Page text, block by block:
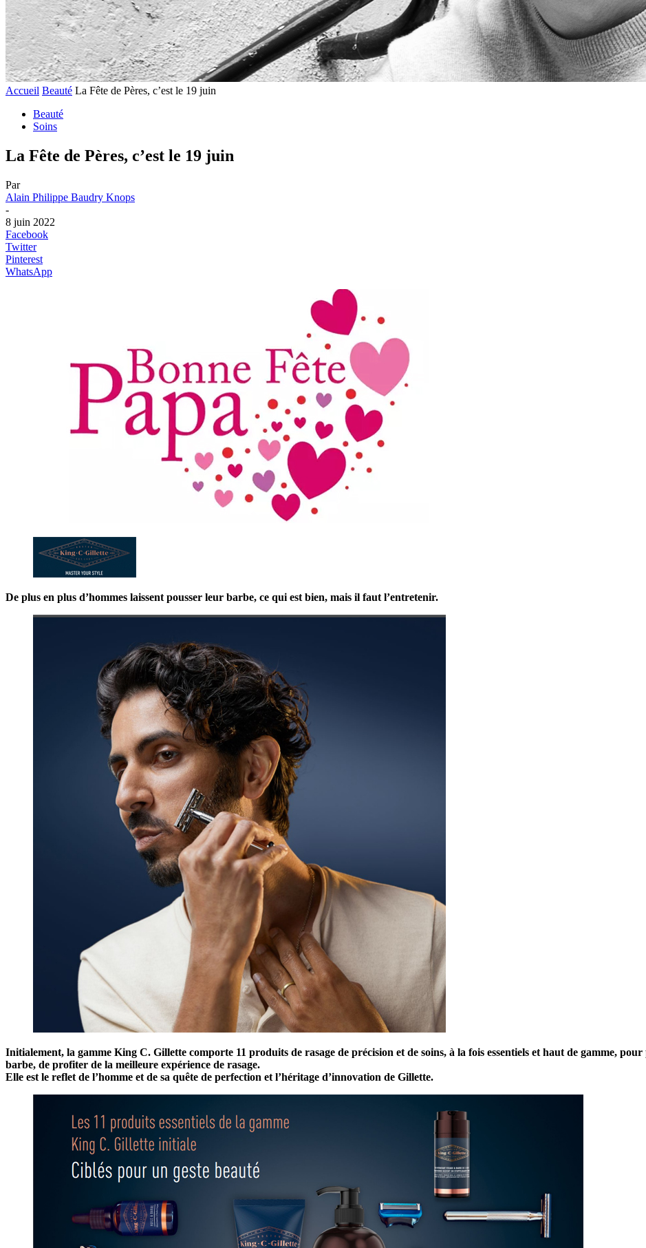
Accueil Beauté La Fête de Pères, c’est le 19 juin
Beauté
Soins
La Fête de Pères, c’est le 19 juin
Par
Alain Philippe Baudry Knops
-
8 juin 2022
Facebook
Twitter
Pinterest
WhatsApp
De plus en plus d’hommes laissent pousser leur barbe, ce qui est bien, mais il faut l’entretenir.
Initialement, la gamme King C. Gillette comporte 11 produits de rasage de précision et de soins, à la fois essentiels et haut de gamme,
barbe, de profiter de la meilleure expérience de rasage.
Elle est le reflet de l’homme et de sa quête de perfection et l’héritage d’innovation de Gillette.